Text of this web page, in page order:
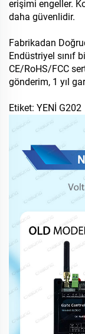
erişimi engeller.
daha güvenlidir.
Fabrikadan
Endüstriyel sınıf
CE/RoHS/FCC
gönderim, 1 yıl
Etiket: YENİ G202